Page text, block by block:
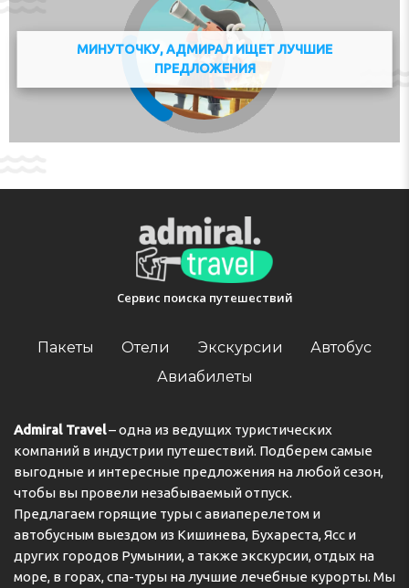
property's Damage Policy. Managed by a private host
Key collection at the property. Key stored in the lock
11 Cours de la Garonne, 77700, Serris, France
Телефон:
МИНУТОЧКУ, АДМИРАЛ ИЩЕТ ЛУЧШИЕ
ПРЕДЛОЖЕНИЯ
Сервис поиска путешествий
Пакеты Отели Экскурсии
Автобус
Авиабилеты
Admiral Travel– одна из ведущих туристических
компаний в индустрии путешествий. Подберем самые
выгодные и интересные предложения на любой сезон,
чтобы вы провели незабываемый отпуск.
Предлагаем горящие туры с авиаперелетом и
автобусным выездом из Кишинева, Бухареста, Ясс и
других городов Румынии, а также экскурсии, отдых на
море, в горах, спа-туры на лучшие лечебные курорты. Мы